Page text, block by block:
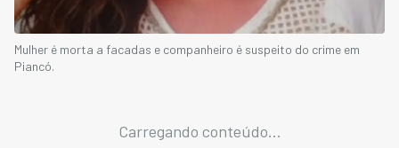
Mulher é morta a facadas e companheiro é suspeito do crime em
Piancó.
Carregando conteúdo...